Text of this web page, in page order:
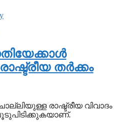
തർക്കം
രാഷ്ട്രീയ വിവാദം